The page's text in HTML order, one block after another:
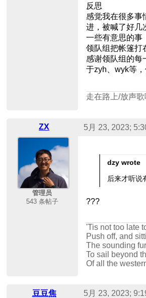
反思
感觉我在很多事
进，被喊了好几
一些有意思的事
领队组把帐篷打
感谢领队组的每
于zyh、wyk等
走在路上/放声
ZX 5月 23, 2023;
管理员
543 条帖子
dzy wrote
后来才听说
???
'Tis not too late
Push off, and
The sounding
To sail beyond
Of all the
豆豆焦 5月 23, 2023;